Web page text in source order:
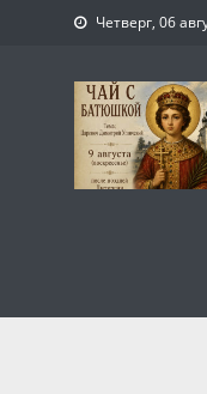
Четверг, 06